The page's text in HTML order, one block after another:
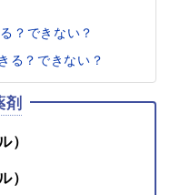
？できない？
る？できない？
）
）